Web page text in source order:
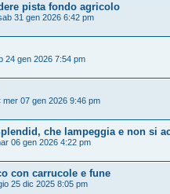
pista fondo agricolo
31 gen 2026 6:42 pm
24 gen 2026 7:54 pm
mer 07 gen 2026 9:46 pm
che lampeggia e non si
06 gen 2026 4:22 pm
con carrucole e fune
25 dic 2025 8:05 pm